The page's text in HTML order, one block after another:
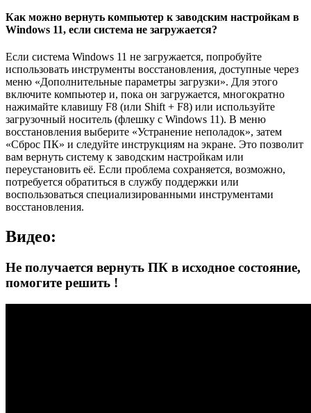
Как можно вернуть компьютер к заводским настройкам в
Windows 11, если система не загружается?
Если система Windows 11 не загружается, попробуйте
использовать инструменты восстановления, доступные через
меню «Дополнительные параметры загрузки». Для этого
включите компьютер и, пока он загружается, многократно
нажимайте клавишу F8 (или Shift + F8) или используйте
загрузочный носитель (флешку с Windows 11). В меню
восстановления выберите «Устранение неполадок», затем
«Сброс ПК» и следуйте инструкциям на экране. Это позволит
вам вернуть систему к заводским настройкам или
переустановить её. Если проблема сохраняется, возможно,
потребуется обратиться в службу поддержки или
воспользоваться специализированными инструментами
восстановления.
Видео:
Не получается вернуть ПК в исходное состояние,
помогите решить !